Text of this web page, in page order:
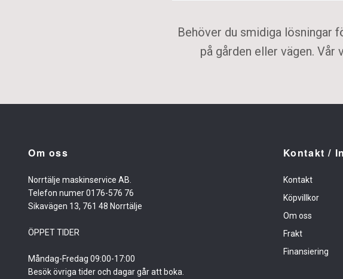
Behöver du smidiga lösningar
på gården eller vägen.
Om oss
Norrtälje maskinservice AB.
Telefon numer 0176-576 76
Sikavägen 13, 761 48 Norrtälje
ÖPPET TIDER
Måndag-Fredag 09:00-17:00
Besök övriga tider och dagar går att boka.
Kontakt /
Kontakt
Köpvillkor
Om oss
Frakt
Finansiering